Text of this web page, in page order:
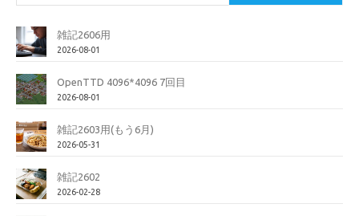
雑記2606用
2026-08-01
OpenTTD 4096*4096 7回目
2026-08-01
雑記2603用(もう6月)
2026-05-31
雑記2602
2026-02-28